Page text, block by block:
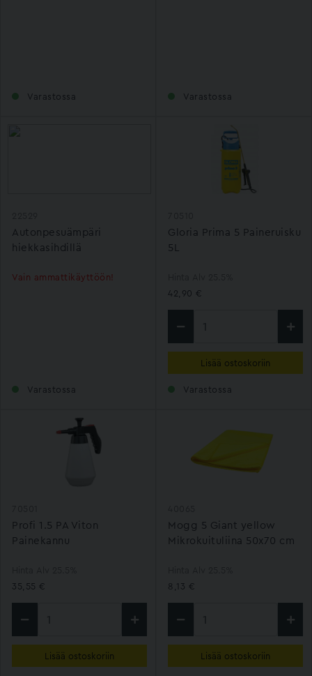
Varastossa Varastossa
Autonpesuämpäri
hiekkasihdillä
Varastossa
Vain ammattikäyttöön!
Gloria Prima 5 Paineruisku
5L
Varastossa
42,90 €
Lisää ostoskoriin
Profi 1.5 PA Viton
Painekannu
35,55 €
Lisää ostoskoriin
Mogg 5 Giant yellow
Mikrokuituliina 50x70 cm
8,13 €
Lisää ostoskoriin